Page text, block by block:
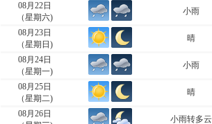
08月22日
（星期六)
小雨
08月23日
（星期日)
晴
08月24日
（星期一)
小雨
08月25日
（星期二)
晴
08月26日
小雨转多云